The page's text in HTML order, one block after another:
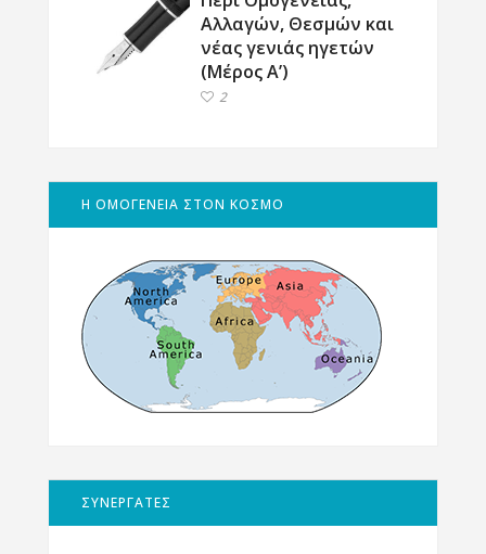
Αλλαγών, Θεσμών και
νέας γενιάς ηγετών
(Μέρος Α’)
2
Η ΟΜΟΓΕΝΕΙΑ ΣΤΟΝ ΚΟΣΜΟ
ΣΥΝΕΡΓΑΤΕΣ